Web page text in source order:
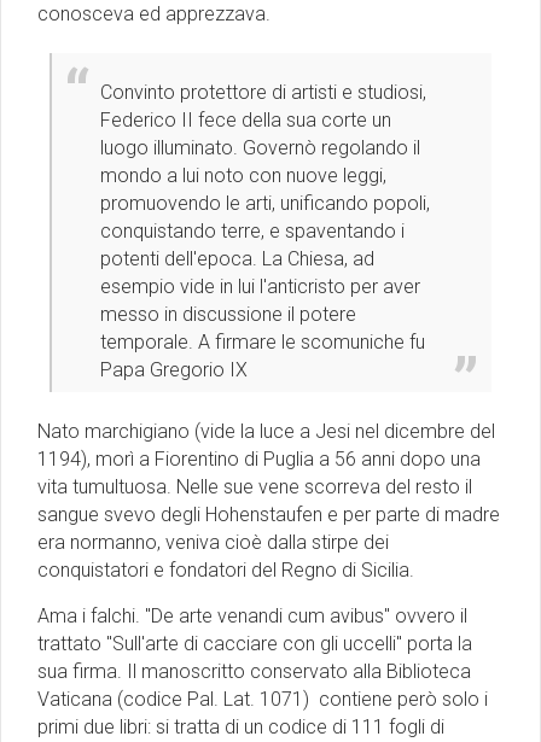
conosceva ed apprezzava.
Convinto protettore di artisti e studiosi,
Federico II fece della sua corte un
luogo illuminato. Governò regolando il
mondo a lui noto con nuove leggi,
promuovendo le arti, unificando popoli,
conquistando terre, e spaventando i
potenti dell'epoca. La Chiesa, ad
esempio vide in lui l'anticristo per aver
messo in discussione il potere
temporale. A firmare le scomuniche fu
Papa Gregorio IX
Nato marchigiano (vide la luce a Jesi nel dicembre del
1194), morì a Fiorentino di Puglia a 56 anni dopo una
vita tumultuosa. Nelle sue vene scorreva del resto il
sangue svevo degli Hohenstaufen e per parte di madre
era normanno, veniva cioè dalla stirpe dei
conquistatori e fondatori del Regno di Sicilia.
Ama i falchi. "De arte venandi cum avibus" ovvero il
trattato "Sull'arte di cacciare con gli uccelli" porta la
sua firma. Il manoscritto conservato alla Biblioteca
Vaticana (codice Pal. Lat. 1071) contiene però solo i
primi due libri: si tratta di un codice di 111 fogli di